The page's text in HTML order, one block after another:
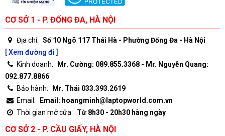
CƠ SỞ 1 - P. ĐỐNG ĐA, HÀ NỘI
Địa chỉ: Số 10 Ngõ 117 Thái Hà - Phường Đống Đa - Hà Nội
[ Xem đường đi ]
Kinh doanh:
Mr. Cường: 089.855.3368 - Mr. Nguyễn Quang:
092.877.8866
Bảo hành:
Mr. Thái 033.393.2619
Email:
Email: hoangminh@laptopworld.com.vn
Thời gian mở cửa:
Từ 8h30 - 20h30 hàng ngày
CƠ SỞ 2 - P. CẦU GIẤY, HÀ NỘI